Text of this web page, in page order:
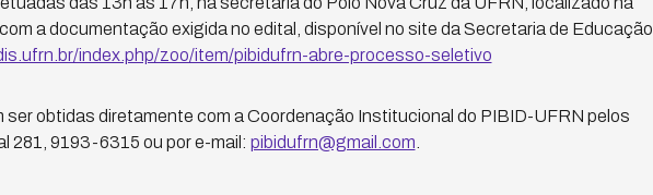
a documentação exigida no edital, disponível no site da Secretaria de Educação
index.php/zoo/item/pibidufrn-abre-processo-seletivo
obtidas diretamente com a Coordenação Institucional do PIBID-UFRN pelos
281, 9193-6315 ou por e-mail: pibidufrn@gmail.com